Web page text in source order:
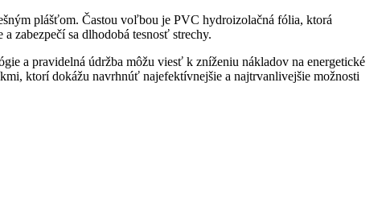
plášťom. Častou voľbou je PVC hydroizolačná fólia, ktorá
zabezpečí sa dlhodobá tesnosť strechy.
a pravidelná údržba môžu viesť k zníženiu nákladov na energetické
ktorí dokážu navrhnúť najefektívnejšie a najtrvanlivejšie možnosti